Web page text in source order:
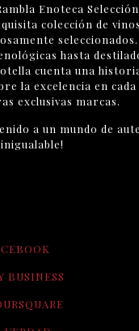
Enoteca
colección de
seleccionados.
hasta
cuenta una
la excelencia en
exclusivas marcas.
a un mundo de
BUSINESS